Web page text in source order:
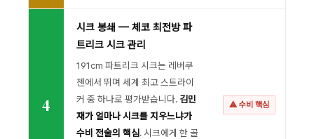
4
시크 봉쇄 — 체코 최전방 파
트리크 시크 관리
191cm 파트리크 시크는 레버쿠
젠에서 뛰며 세계 최고 스트라이
커 중 하나로 평가받습니다. 김민
재가 얼마나 시크를 지우느냐가
수비 전술의 핵심. 시크에게 한 골
⚠ 수비 핵심